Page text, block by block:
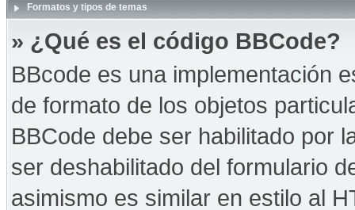
Formatos y tipos de temas
» ¿Qué es el código BBCode?
BBcode es una implementación
de formato de los objetos
BBCode debe ser habilitado por
ser deshabilitado del formulario
asimismo es similar en estilo al